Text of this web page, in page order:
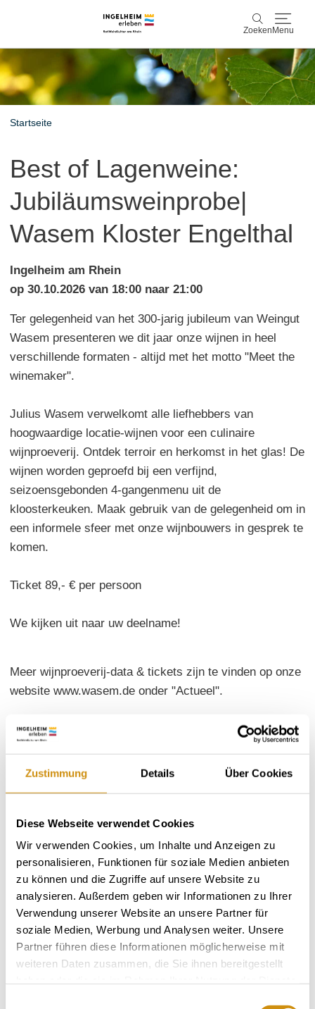
Zustimmung Details Über Cookies
Diese Webseite verwendet Cookies
Wir verwenden Cookies, um Inhalte und Anzeigen zu
personalisieren, Funktionen für soziale Medien anbieten
zu können und die Zugriffe auf unsere Website zu
analysieren. Außerdem geben wir Informationen zu Ihrer
Verwendung unserer Website an unsere Partner für
soziale Medien, Werbung und Analysen weiter. Unsere
Partner führen diese Informationen möglicherweise mit
weiteren Daten zusammen, die Sie ihnen bereitgestellt
Zoeken Menu
Zoeken
Ontdek & ervaar
Plan & Book
Info & service
Startseite
Best of Lagenweine:
Jubiläumsweinprobe|
Wasem Kloster Engelthal
Ingelheim am Rhein
op 30.10.2026 van 18:00 naar 21:00
Ter gelegenheid van het 300-jarig jubileum van Weingut
Wasem presenteren we dit jaar onze wijnen in heel
verschillende formaten - altijd met het motto "Meet the
winemaker".
Julius Wasem verwelkomt alle liefhebbers van
hoogwaardige locatie-wijnen voor een culinaire
wijnproeverij. Ontdek terroir en herkomst in het glas! De
wijnen worden geproefd bij een verfijnd,
seizoensgebonden 4-gangenmenu uit de
kloosterkeuken. Maak gebruik van de gelegenheid om in
een informele sfeer met onze wijnbouwers in gesprek te
komen.
Ticket 89,- € per persoon
We kijken uit naar uw deelname!
Meer wijnproeverij-data & tickets zijn te vinden op onze
website www.wasem.de onder "Actueel".
WEITERE TERMINE